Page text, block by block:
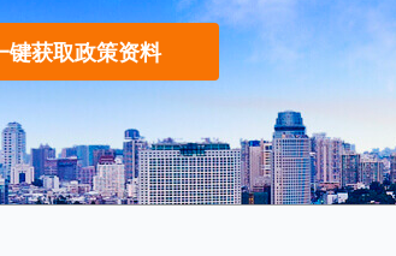
键获取政策资料